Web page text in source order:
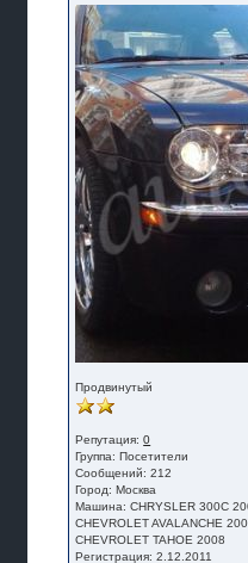
Продвинутый
Репутация:0
Группа:Посетители
Сообщений: 212
Город: Москва
Машина: CHRYSLER 300С
CHEVROLET AVALANCHE
CHEVROLET TAHOE 2008
Регистрация: 2.12.2011